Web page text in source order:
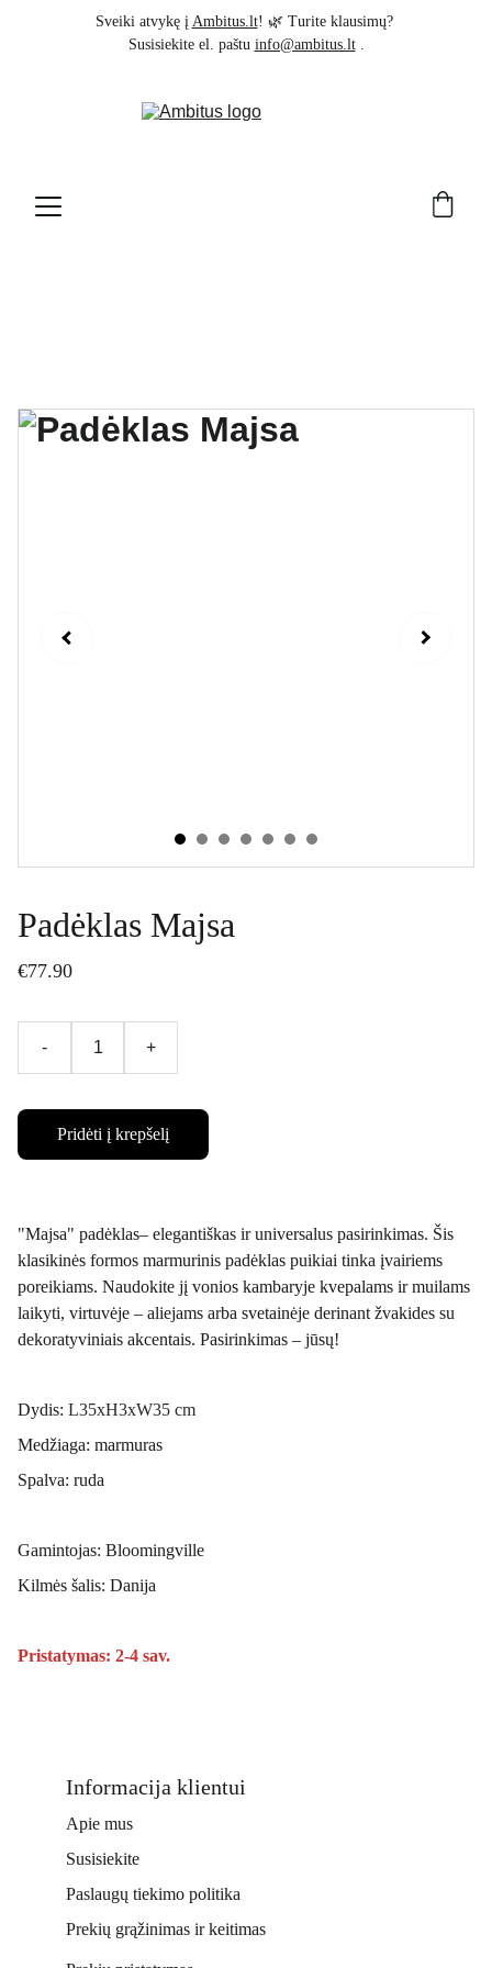
Sveiki atvykę į Ambitus.lt! 🌿 Turite klausimų?
Susisiekite el. paštu info@ambitus.lt .
Padėklas Majsa
€77.90
- +
Pridėti į krepšelį
"Majsa" padėklas– elegantiškas ir universalus pasirinkimas. Šis
klasikinės formos marmurinis padėklas puikiai tinka įvairiems
poreikiams. Naudokite jį vonios kambaryje kvepalams ir muilams
laikyti, virtuvėje – aliejams arba svetainėje derinant žvakides su
dekoratyviniais akcentais. Pasirinkimas – jūsų!
Dydis: L35xH3xW35 cm
Medžiaga: marmuras
Spalva: ruda
Gamintojas: Bloomingville
Kilmės šalis: Danija
Pristatymas: 2-4 sav.
Apie mus
Prekių grąžinimas ir keitimas
Paslaugų tiekimo politika
Informacija klientui
Susisiekite